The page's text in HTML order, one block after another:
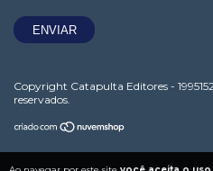
Copyright Catapulta Editores -
reservados.